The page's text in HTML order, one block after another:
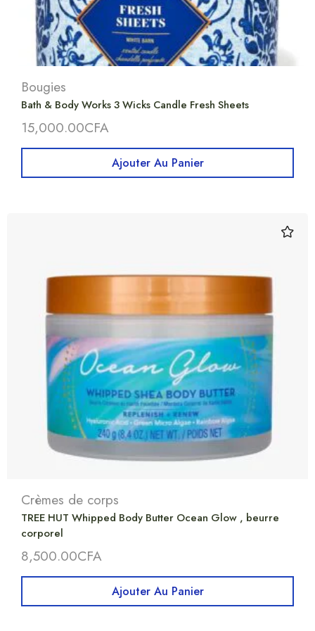
Bougies
Bath & Body Works 3 Wicks Candle Fresh Sheets
15,000.00CFA
Ajouter Au Panier
Crèmes de corps
TREE HUT Whipped Body Butter Ocean Glow , beurre
corporel
8,500.00CFA
Ajouter Au Panier